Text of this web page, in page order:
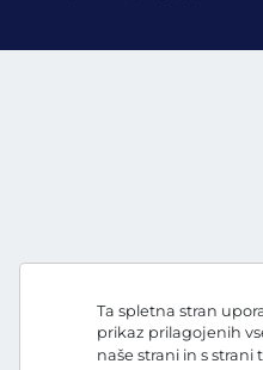
Ta spletna stran
prikaz prilagojenih
naše strani in s